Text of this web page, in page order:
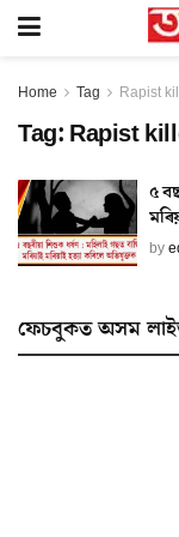
Home Tag Rapist
Tag: Rapist
৫
by
ফেচবুকত অসম